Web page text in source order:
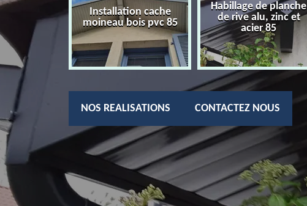
Installation cache
moineau bois pvc 85
Habillage de planche
de rive alu, zinc et
acier 85
NOS REALISATIONS CONTACTEZ NOUS